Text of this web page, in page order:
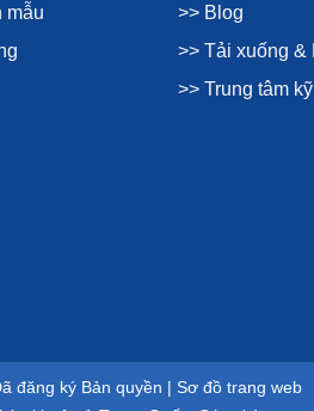
mẫu
>> Blog
>> Tải xuống
>> Trung tâm
đăng ký Bản quyền | Sơ đồ trang web